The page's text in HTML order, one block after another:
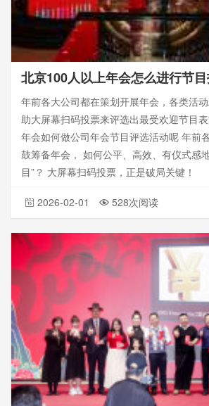
年前各大公司都在策划开展年会，各类活
助大屏幕扫码投票来评选出最受欢迎节目
年会如何做公司年会节目评选活动呢 年前
鼓筹备年会， 如何公平、高效、有仪式感
目”？ 大屏幕扫码投票，正是破局关键！
2026-02-01 528次阅读